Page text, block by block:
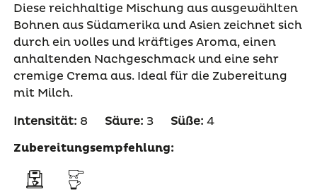
Diese reichhaltige Mischung aus ausgewählten
Bohnen aus Südamerika und Asien zeichnet sich
durch ein volles und kräftiges Aroma, einen
anhaltenden Nachgeschmack und eine sehr
cremige Crema aus. Ideal für die Zubereitung
mit Milch.
Intensität: 8 Säure: 3 Süße: 4
Zubereitungsempfehlung: